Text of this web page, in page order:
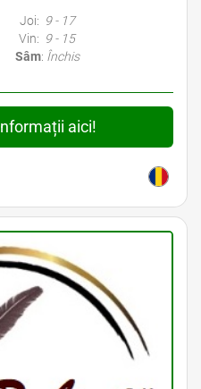
Joi: 9 - 17
Vin: 9 - 15
Sâm: Închis
aici!